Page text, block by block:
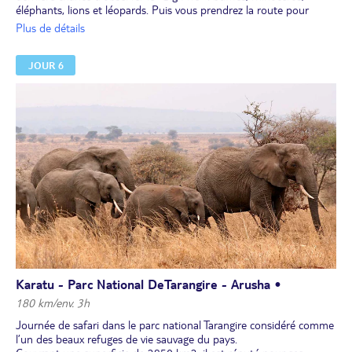
éléphants, lions et léopards. Puis vous prendrez la route pour
rejoindre la région d’Olduvai.
En option (15 $US par personne) : visite d’un village massaï.
Installation à votre lodge. Dîner et nuit.
Plus de détails
JOUR 6
Karatu - Parc National DeTarangire - Arusha •
180 km/env. 3h
Journée de safari dans le parc national Tarangire considéré comme
l’un des beaux refuges de vie sauvage du pays.